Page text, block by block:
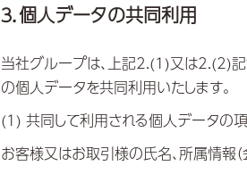
３．個人データの共同利用
当社グループは、上記2.(1)又は2.(2)
の個人データを共同利用いたします。
(1) 共同して利用される個人データの
お客様又はお取引様の氏名、所属情報（